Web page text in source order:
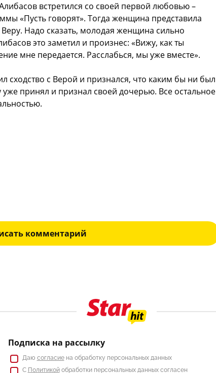
встретился со своей первой любовью –
«Пусть говорят». Тогда женщина представила
Надо сказать, молодая женщина сильно
это заметил и произнес: «Вижу, как ты
мне передается. Расслабься, мы уже вместе».
сходство с Верой и признался, что каким бы ни был
уже принял и признал своей дочерью. Все остальное
комментарий
Подписка на рассылку
Даю согласиена обработку персональных данных
С Политикойобработки персональных данных согласен